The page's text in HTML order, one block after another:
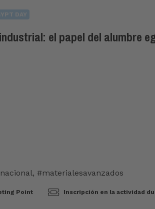
DAY
el papel del alumbre
, #materialesavanzados
Point Inscripción en la actividad